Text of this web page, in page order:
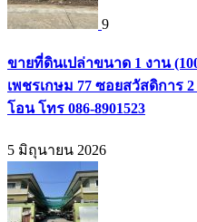
9
ขายที่ดินเปล่าขนาด 1 งาน
เพชรเกษม 77 ซอยสวัสดิการ
โอน โทร 086-8901523
5 มิถุนายน 2026